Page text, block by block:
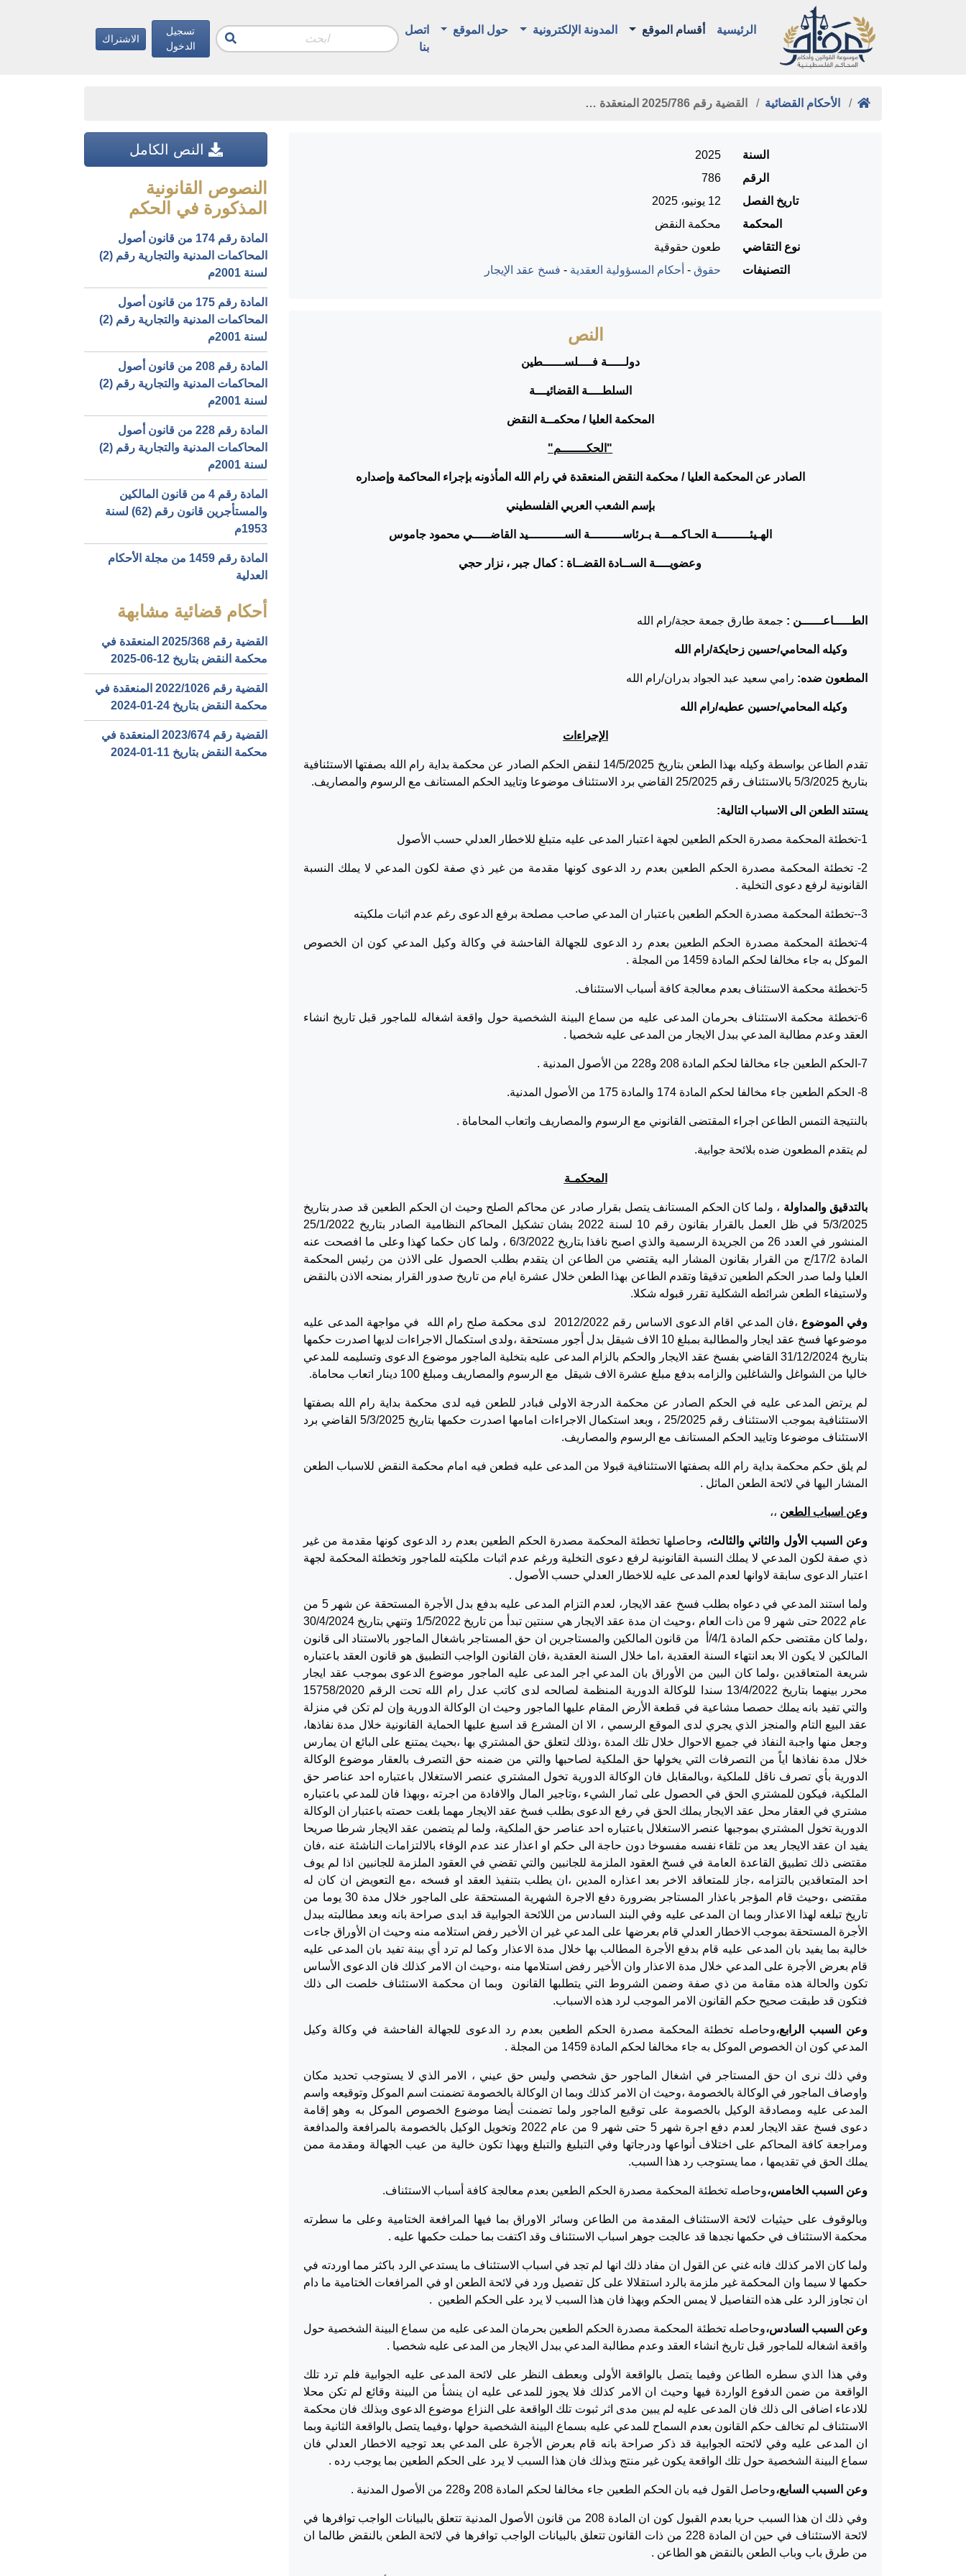
الرئيسية أقسام الموقع المدونة الإلكترونية حول الموقع
اتصل
بنا
تسجيل
الدخول
الاشتراك
الأحكام القضائية القضية رقم ‎786‏/‎2025‏ المنعقدة …
السنة
2025
الرقم
786
تاريخ الفصل
12 يونيو، 2025
المحكمة
محكمة النقض
نوع التقاضي
طعون حقوقية
التصنيفات
حقوق - أحكام المسؤولية العقدية - فسخ عقد الإيجار
النص
دولـــــة فــــلســــــطين
السلطــــة القضائيـــة
المحكمة العليا / محكمــة النقض
"الحكـــــــم"
الصادر عن المحكمة العليا / محكمة النقض المنعقدة في رام الله المأذونه بإجراء المحاكمة وإصداره
بإسم الشعب العربي الفلسطيني
الهـيئـــــــــة الحـاكـمـــة بـرئاســـــــــة الســــــــــيد القاضـــــي محمود جاموس
وعضويــــة الســادة القضــاة : كمال جبر ، نزار حجي
الطـــــاعــــــن : جمعة طارق جمعة حجة/رام الله
وكيله المحامي/حسين زحايكة/رام الله
المطعون ضده: رامي سعيد عبد الجواد بدران/رام الله
وكيله المحامي/حسين عطيه/رام الله
الإجراءات
تقدم الطاعن بواسطة وكيله بهذا الطعن بتاريخ 14/5/2025 لنقض الحكم الصادر عن محكمة بداية رام الله بصفتها الاستئنافية
بتاريخ 5/3/2025 بالاستئناف رقم 25/2025 القاضي برد الاستئناف موضوعا وتاييد الحكم المستانف مع الرسوم والمصاريف.
يستند الطعن الى الاسباب التالية:
1-تخطئة المحكمة مصدرة الحكم الطعين لجهة اعتبار المدعى عليه متبلغ للاخطار العدلي حسب الأصول
2- تخطئة المحكمة مصدرة الحكم الطعين بعدم رد الدعوى كونها مقدمة من غير ذي صفة لكون المدعي لا يملك النسبة
القانونية لرفع دعوى التخلية .
3--تخطئة المحكمة مصدرة الحكم الطعين باعتبار ان المدعي صاحب مصلحة برفع الدعوى رغم عدم اثبات ملكيته
4-تخطئة المحكمة مصدرة الحكم الطعين بعدم رد الدعوى للجهالة الفاحشة في وكالة وكيل المدعي كون ان الخصوص
الموكل به جاء مخالفا لحكم المادة 1459 من المجلة .
5-تخطئة محكمة الاستئناف بعدم معالجة كافة أسباب الاستئناف.
6-تخطئة محكمة الاستئناف بحرمان المدعى عليه من سماع البينة الشخصية حول واقعة اشغاله للماجور قبل تاريخ انشاء
العقد وعدم مطالبة المدعي ببدل الايجار من المدعى عليه شخصيا .
7-الحكم الطعين جاء مخالفا لحكم المادة 208 و228 من الأصول المدنية .
8- الحكم الطعين جاء مخالفا لحكم المادة 174 والمادة 175 من الأصول المدنية.
بالنتيجة التمس الطاعن اجراء المقتضى القانوني مع الرسوم والمصاريف واتعاب المحاماة .
لم يتقدم المطعون ضده بلائحة جوابية.
المحكمـة
بالتدقيق والمداولة ، ولما كان الحكم المستانف يتصل بقرار صادر عن محاكم الصلح وحيث ان الحكم الطعين قد صدر بتاريخ
5/3/2025 في ظل العمل بالقرار بقانون رقم 10 لسنة 2022 بشان تشكيل المحاكم النظامية الصادر بتاريخ 25/1/2022
المنشور في العدد 26 من الجريدة الرسمية والذي اصبح نافذا بتاريخ 6/3/2022 ، ولما كان حكما كهذا وعلى ما افصحت عنه
المادة 17/2/ج من القرار بقانون المشار اليه يقتضي من الطاعن ان يتقدم بطلب الحصول على الاذن من رئيس المحكمة
العليا ولما صدر الحكم الطعين تدقيقا وتقدم الطاعن بهذا الطعن خلال عشرة ايام من تاريخ صدور القرار بمنحه الاذن بالنقض
ولاستيفاء الطعن شرائطه الشكلية تقرر قبوله شكلا.
وفي الموضوع
،فان المدعي اقام الدعوى الاساس رقم 2012/2022 لدى محكمة صلح رام الله في مواجهة المدعى عليه
موضوعها فسخ عقد ايجار والمطالبة بمبلغ 10 الاف شيقل بدل أجور مستحقة ،ولدى استكمال الاجراءات لديها اصدرت حكمها
بتاريخ 31/12/2024 القاضي بفسخ عقد الايجار والحكم بالزام المدعى عليه بتخلية الماجور موضوع الدعوى وتسليمه للمدعي
خاليا من الشواغل والشاغلين والزامه بدفع مبلغ عشرة الاف شيقل مع الرسوم والمصاريف ومبلغ 100 دينار اتعاب محاماة.
لم يرتض المدعى عليه في الحكم الصادر عن محكمة الدرجة الاولى فبادر للطعن فيه لدى محكمة بداية رام الله بصفتها
الاستئنافية بموجب الاستئناف رقم 25/2025 ، وبعد استكمال الاجراءات امامها اصدرت حكمها بتاريخ 5/3/2025 القاضي برد
الاستئناف موضوعا وتاييد الحكم المستانف مع الرسوم والمصاريف.
لم يلق حكم محكمة بداية رام الله بصفتها الاستئنافية قبولا من المدعى عليه فطعن فيه امام محكمة النقض للاسباب الطعن
المشار اليها في لائحة الطعن الماثل .
وعن اسباب الطعن ،،
وعن السبب الأول والثاني والثالث، وحاصلها تخطئة المحكمة مصدرة الحكم الطعين بعدم رد الدعوى كونها مقدمة من غير
ذي صفة لكون المدعي لا يملك النسبة القانونية لرفع دعوى التخلية ورغم عدم اثبات ملكيته للماجور وتخطئة المحكمة لجهة
اعتبار الدعوى سابقة لاوانها لعدم المدعى عليه للاخطار العدلي حسب الأصول .
ولما استند المدعي في دعواه بطلب فسخ عقد الايجار، لعدم التزام المدعى عليه بدفع بدل الأجرة المستحقة عن شهر 5 من
عام 2022 حتى شهر 9 من ذات العام ،وحيث ان مدة عقد الايجار هي سنتين تبدأ من تاريخ 1/5/2022 وتنهي بتاريخ 30/4/2024
،ولما كان مقتضى حكم المادة 4/1/أ من قانون المالكين والمستاجرين ان حق المستاجر باشغال الماجور بالاستناد الى قانون
المالكين لا يكون الا بعد انتهاء السنة العقدية ،اما خلال السنة العقدية ،فان القانون الواجب التطبيق هو قانون العقد باعتباره
شريعة المتعاقدين ،ولما كان البين من الأوراق بان المدعي اجر المدعى عليه الماجور موضوع الدعوى بموجب عقد ايجار
محرر بينهما بتاريخ 13/4/2022 سندا للوكالة الدورية المنظمة لصالحه لدى كاتب عدل رام الله تحت الرقم 15758/2020
والتي تفيد بانه يملك حصصا مشاعية في قطعة الأرض المقام عليها الماجور وحيث ان الوكالة الدورية وإن لم تكن في منزلة
عقد البيع التام والمنجز الذي يجري لدى الموقع الرسمي ، الا ان المشرع قد اسبغ عليها الحماية القانونية خلال مدة نفاذها،
وجعل منها واجبة النفاذ في جميع الاحوال خلال تلك المدة ،وذلك لتعلق حق المشتري بها ،بحيث يمتنع على البائع ان يمارس
خلال مدة نفاذها اياً من التصرفات التي يخولها حق الملكية لصاحبها والتي من ضمنه حق التصرف بالعقار موضوع الوكالة
الدورية بأي تصرف ناقل للملكية ،وبالمقابل فان الوكالة الدورية تخول المشتري عنصر الاستغلال باعتباره احد عناصر حق
الملكية، فيكون للمشتري الحق في الحصول على ثمار الشيء ،وتاجير المال والافادة من اجرته ،وبهذا فان للمدعي باعتباره
مشتري في العقار محل عقد الايجار يملك الحق في رفع الدعوى بطلب فسخ عقد الايجار مهما بلغت حصته باعتبار ان الوكالة
الدورية تخول المشتري بموجبها عنصر الاستغلال باعتباره احد عناصر حق الملكية، ولما لم يتضمن عقد الايجار شرطا صريحا
يفيد ان عقد الايجار يعد من تلقاء نفسه مفسوخا دون حاجة الى حكم او اعذار عند عدم الوفاء بالالتزامات الناشئة عنه ،فان
مقتضى ذلك تطبيق القاعدة العامة في فسخ العقود الملزمة للجانبين والتي تقضي في العقود الملزمة للجانبين اذا لم يوف
احد المتعاقدين بالتزامه ،جاز للمتعاقد الاخر بعد اعذاره المدين ،ان يطلب بتنفيذ العقد او فسخه ،مع التعويض ان كان له
مقتضى ،وحيث قام المؤجر باعذار المستاجر بضرورة دفع الاجرة الشهرية المستحقة على الماجور خلال مدة 30 يوما من
تاريخ تبلغه لهذا الاعذار وبما ان المدعى عليه وفي البند السادس من اللائحة الجوابية قد ابدى صراحة بانه وبعد مطالبته ببدل
الأجرة المستحقة بموجب الاخطار العدلي قام بعرضها على المدعي غير ان الأخير رفض استلامه منه وحيث ان الأوراق جاءت
خالية بما يفيد بان المدعى عليه قام بدفع الأجرة المطالب بها خلال مدة الاعذار وكما لم ترد أي بينة تفيد بان المدعى عليه
قام بعرض الأجرة على المدعي خلال مدة الاعذار وان الأخير رفض استلامها منه ،وحيث ان الامر كذلك فان الدعوى الأساس
تكون والحالة هذه مقامة من ذي صفة وضمن الشروط التي يتطلبها القانون وبما ان محكمة الاستئناف خلصت الى ذلك
فتكون قد طبقت صحيح حكم القانون الامر الموجب لرد هذه الاسباب.
وعن السبب الرابع،وحاصله تخطئة المحكمة مصدرة الحكم الطعين بعدم رد الدعوى للجهالة الفاحشة في وكالة وكيل
المدعي كون ان الخصوص الموكل به جاء مخالفا لحكم المادة 1459 من المجلة .
وفي ذلك نرى ان حق المستاجر في اشغال الماجور حق شخصي وليس حق عيني ، الامر الذي لا يستوجب تحديد مكان
واوصاف الماجور في الوكالة بالخصومة ،وحيث ان الامر كذلك وبما ان الوكالة بالخصومة تضمنت اسم الموكل وتوقيعه واسم
المدعى عليه ومصادقة الوكيل بالخصومة على توقيع الماجور ولما تضمنت أيضا موضوع الخصوص الموكل به وهو إقامة
دعوى فسخ عقد الايجار لعدم دفع اجرة شهر 5 حتى شهر 9 من عام 2022 وتخويل الوكيل بالخصومة بالمرافعة والمدافعة
ومراجعة كافة المحاكم على اختلاف أنواعها ودرجاتها وفي التبليغ والتبلغ وبهذا تكون خالية من عيب الجهالة ومقدمة ممن
يملك الحق في تقديمها ، مما يستوجب رد هذا السبب.
وعن السبب الخامس،وحاصله تخطئة المحكمة مصدرة الحكم الطعين بعدم معالجة كافة أسباب الاستئناف.
وبالوقوف على حيثيات لائحة الاستئناف المقدمة من الطاعن وسائر الاوراق بما فيها المرافعة الختامية وعلى ما سطرته
محكمة الاستئناف في حكمها نجدها قد عالجت جوهر اسباب الاستئناف وقد اكتفت بما حملت حكمها عليه .
ولما كان الامر كذلك فانه غني عن القول ان مفاد ذلك انها لم تجد في اسباب الاستئناف ما يستدعي الرد باكثر مما اوردته في
حكمها لا سيما وان المحكمة غير ملزمة بالرد استقلالا على كل تفصيل ورد في لائحة الطعن او في المرافعات الختامية ما دام
ان تجاوز الرد على هذه التفاصيل لا يمس الحكم وبهذا فان هذا السبب لا يرد على الحكم الطعين .
وعن السبب السادس،وحاصله تخطئة المحكمة مصدرة الحكم الطعين بحرمان المدعى عليه من سماع البينة الشخصية حول
واقعة اشغاله للماجور قبل تاريخ انشاء العقد وعدم مطالبة المدعي ببدل الايجار من المدعى عليه شخصيا .
وفي هذا الذي سطره الطاعن وفيما يتصل بالواقعة الأولى وبعطف النظر على لائحة المدعى عليه الجوابية فلم ترد تلك
الواقعة من ضمن الدفوع الواردة فيها وحيث ان الامر كذلك فلا يجوز للمدعى عليه ان ينشأ من البينة وقائع لم تكن محلا
للادعاء اضافى الى ذلك فان المدعى عليه لم يبين مدى اثر ثبوت تلك الواقعة على النزاع موضوع الدعوى وبذلك فان محكمة
الاستئناف لم تخالف حكم القانون بعدم السماح للمدعي عليه بسماع البينة الشخصية حولها ،وفيما يتصل بالواقعة الثانية وبما
ان المدعى عليه وفي لائحته الجوابية قد ذكر صراحة بانه قام بعرض الأجرة على المدعي بعد توجيه الاخطار العدلي فان
سماع البينة الشخصية حول تلك الواقعة يكون غير منتج وبذلك فان هذا السبب لا يرد على الحكم الطعين بما يوجب رده .
وعن السبب السابع،وحاصل القول فيه بان الحكم الطعين جاء مخالفا لحكم المادة 208 و228 من الأصول المدنية .
وفي ذلك ان هذا السبب حريا بعدم القبول كون ان المادة 208 من قانون الأصول المدنية تتعلق بالبيانات الواجب توافرها في
لائحة الاستئناف في حين ان المادة 228 من ذات القانون تتعلق بالبيانات الواجب توافرها في لائحة الطعن بالنقض طالما ان
من طرق باب وباب الطعن بالنقض هو الطاعن .
النص الكامل
النصوص القانونية
المذكورة في الحكم
المادة رقم 174 من قانون أصول
المحاكمات المدنية والتجارية رقم (2)
لسنة 2001م
المادة رقم 175 من قانون أصول
المحاكمات المدنية والتجارية رقم (2)
لسنة 2001م
المادة رقم 208 من قانون أصول
المحاكمات المدنية والتجارية رقم (2)
لسنة 2001م
المادة رقم 228 من قانون أصول
المحاكمات المدنية والتجارية رقم (2)
لسنة 2001م
المادة رقم 4 من قانون المالكين
والمستأجرين قانون رقم (62) لسنة
1953م
المادة رقم 1459 من مجلة الأحكام
العدلية
أحكام قضائية مشابهة
القضية رقم ‎368‏/‎2025‏ المنعقدة في
محكمة النقض بتاريخ ‎2025-06-12‏
القضية رقم ‎1026‏/‎2022‏ المنعقدة في
محكمة النقض بتاريخ ‎2024-01-24‏
القضية رقم ‎674‏/‎2023‏ المنعقدة في
محكمة النقض بتاريخ ‎2024-01-11‏